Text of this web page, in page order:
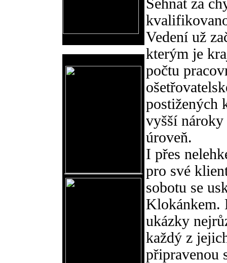
Sehnat za
Vedení už
kterým je
počtu
postižených
vyšší nároky
úroveň.
I přes
pro své
sobotu se
Klokánkem.
ukázky
každý z
připravenou